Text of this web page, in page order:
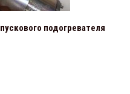
подогревателя